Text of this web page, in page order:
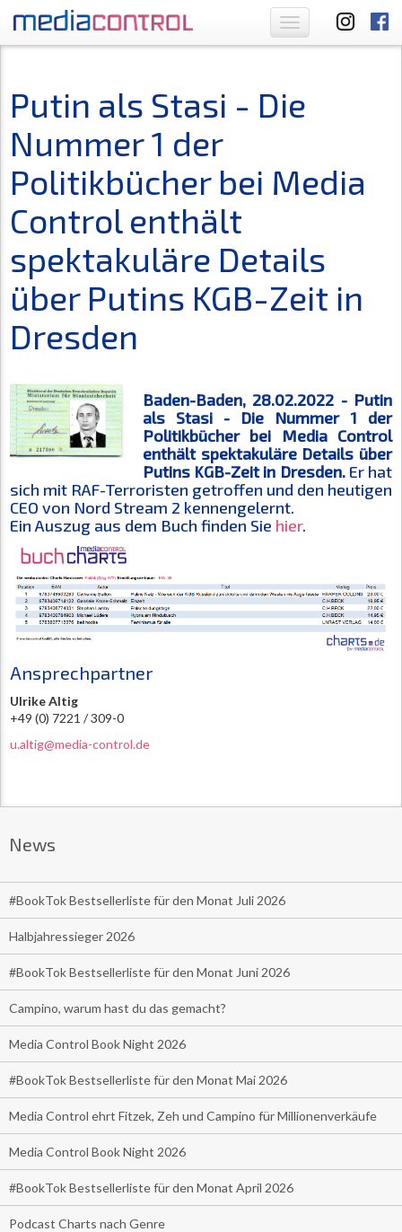
Toggle
navigation
Putin als Stasi - Die
Nummer 1 der
Politikbücher bei Media
Control enthält
spektakuläre Details
über Putins KGB-Zeit in
Dresden
Baden-Baden, 28.02.2022 - Putin
als Stasi - Die Nummer 1 der
Politikbücher bei Media Control
enthält spektakuläre Details über
Putins KGB-Zeit in Dresden. Er hat
sich mit RAF-Terroristen getroffen und den heutigen
CEO von Nord Stream 2 kennengelernt.
Ein Auszug aus dem Buch finden Sie hier.
Ansprechpartner
Ulrike Altig
+49 (0) 7221 / 309-0
u.altig@media-control.de
News
#BookTok Bestsellerliste für den Monat Juli 2026
Halbjahressieger 2026
#BookTok Bestsellerliste für den Monat Juni 2026
Campino, warum hast du das gemacht?
Media Control Book Night 2026
#BookTok Bestsellerliste für den Monat Mai 2026
Media Control ehrt Fitzek, Zeh und Campino für Millionenverkäufe
Media Control Book Night 2026
#BookTok Bestsellerliste für den Monat April 2026
Podcast Charts nach Genre